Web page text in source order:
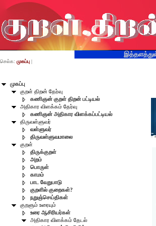
முகப்பு
குறள் திறன் தேர்வு
கணிஞன் குறள் திறன் பட்டியல்
அதிகார விளக்கம் தேர்வு
கணிஞன் அதிகார விளக்கப்பட்டியல்
திருவள்ளுவர்
வள்ளுவர்
திருவள்ளுவமாலை
குறள்
திருக்குறள்
அறம்
பொருள்
காமம்
பாட வேறுபாடு
குறளில் குறைகள்?
நறுஞ்செய்திகள்
குறளும் உரையும்
உரை ஆசிரியர்கள்
அதிகார விளக்கம் தேடல்
செல்க: முகப்பு |